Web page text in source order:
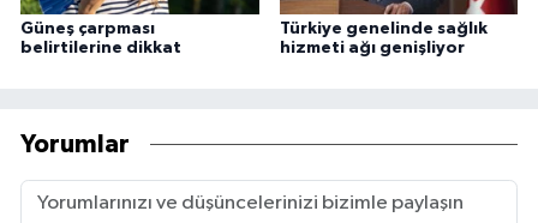
Güneş çarpması
belirtilerine dikkat
Türkiye genelinde sağlık
hizmeti ağı genişliyor
Yorumlar